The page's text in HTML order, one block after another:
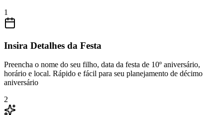
1
Insira Detalhes da Festa
Preencha o nome do seu filho, data da festa de 10º aniversário,
horário e local. Rápido e fácil para seu planejamento de décimo
aniversário
2